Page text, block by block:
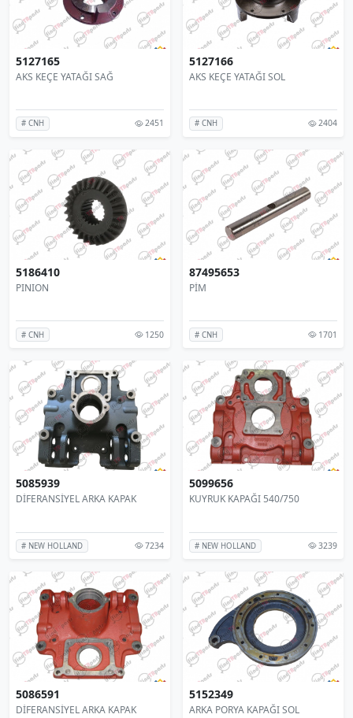
5127165
AKS KEÇE YATAĞI SAĞ
# CNH 2451
5127166
AKS KEÇE YATAĞI SOL
# CNH 2404
5186410
PINION
# CNH 1250
87495653
PİM
# CNH 1701
5085939
DİFERANSİYEL ARKA KAPAK
# NEW HOLLAND 7234
5099656
KUYRUK KAPAĞI 540/750
# NEW HOLLAND 3239
5086591
DİFERANSİYEL ARKA KAPAK
5152349
ARKA PORYA KAPAĞI SOL